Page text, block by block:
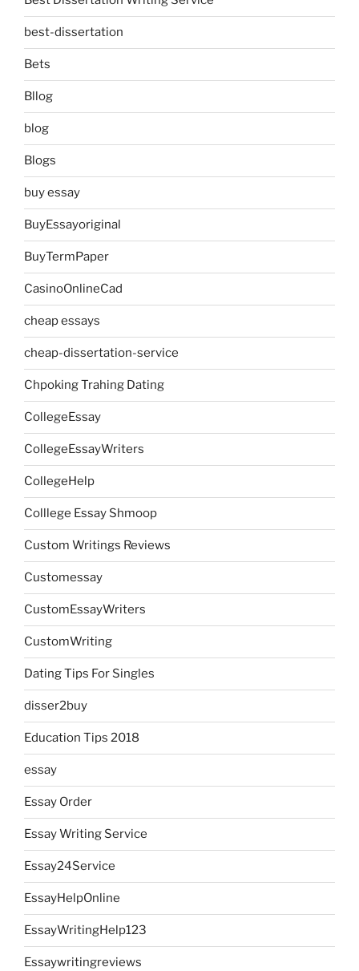
best-dissertation
Bets
Bllog
blog
Blogs
buy essay
BuyEssayoriginal
BuyTermPaper
CasinoOnlineCad
cheap essays
cheap-dissertation-service
Chpoking Trahing Dating
CollegeEssay
CollegeEssayWriters
CollegeHelp
Colllege Essay Shmoop
Custom Writings Reviews
Customessay
CustomEssayWriters
CustomWriting
Dating Tips For Singles
disser2buy
Education Tips 2018
essay
Essay Order
Essay Writing Service
Essay24Service
EssayHelpOnline
EssayWritingHelp123
Essaywritingreviews